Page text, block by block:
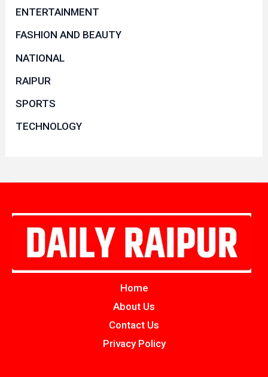
ENTERTAINMENT
FASHION AND BEAUTY
NATIONAL
RAIPUR
SPORTS
TECHNOLOGY
Home
About Us
Contact Us
Privacy Policy